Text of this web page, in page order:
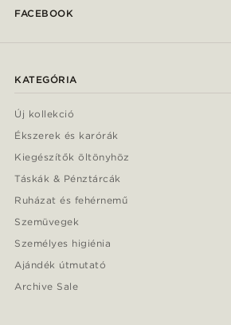
FACEBOOK
KATEGÓRIA
Új kollekció
Ékszerek és karórák
Kiegészítők öltönyhöz
Táskák & Pénztárcák
Ruházat és fehérnemű
Szemüvegek
Személyes higiénia
Ajándék útmutató
Archive Sale